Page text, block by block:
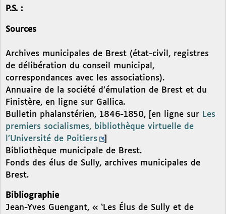
P.S. :
Sources
Archives municipales de Brest (état-civil, registres
de délibération du conseil municipal,
correspondances avec les associations).
Annuaire de la société d’émulation de Brest et du
Finistère, en ligne sur Gallica.
Bulletin phalanstérien, 1846-1850, [en ligne sur Les
premiers socialismes, bibliothèque virtuelle de
l’Université de Poitiers
Bibliothèque municipale de Brest.
Fonds des élus de Sully, archives municipales de
Brest.
Bibliographie
Jean-Yves Guengant, « ‘Les Élus de Sully et de